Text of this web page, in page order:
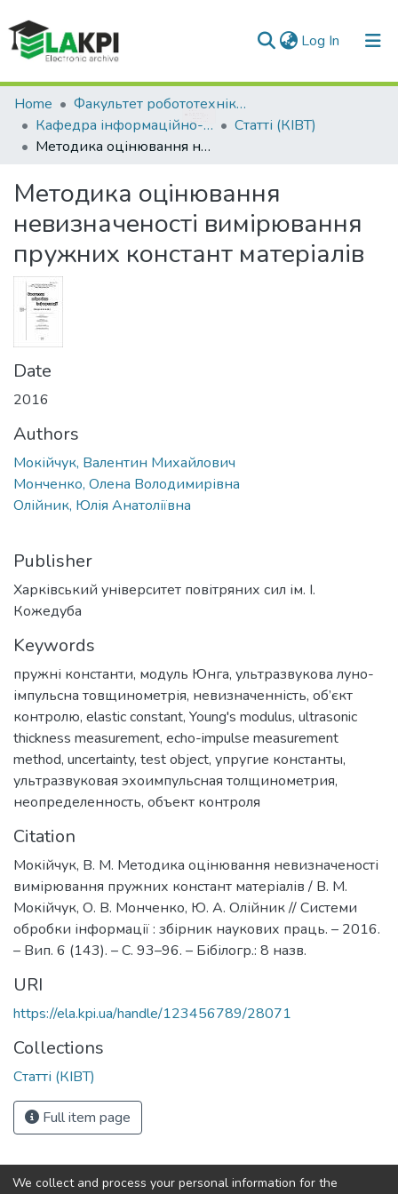
Log In (current)
Communities & Collections
All of DSpace
Home
Факультет робототехніки та приладобудування (ФРП)
Кафедра інформаційно-вимірювальної техніки (КІВТ)
Статті (КІВТ)
Методика оцінювання невизначеності вимірювання пружних констант матеріалів
Методика оцінювання
невизначеності вимірювання
пружних констант матеріалів
Date
2016
Authors
Мокійчук, Валентин Михайлович
Монченко, Олена Володимирівна
Олійник, Юлія Анатоліївна
Publisher
Харківський університет повітряних сил ім. І.
Кожедуба
Keywords
пружні константи, модуль Юнга, ультразвукова луно-
імпульсна товщинометрія, невизначенність, об’єкт
контролю, elastic constant, Young's modulus, ultrasonic
thickness measurement, echo-impulse measurement
method, uncertainty, test object, упругие константы,
ультразвуковая эхоимпульсная толщинометрия,
неопределенность, объект контроля
Citation
Мокійчук, В. М. Методика оцінювання невизначеності
вимірювання пружних констант матеріалів / В. М.
Мокійчук, О. В. Монченко, Ю. А. Олійник // Системи
обробки інформації : збірник наукових праць. – 2016.
– Вип. 6 (143). – С. 93–96. – Бібілогр.: 8 назв.
URI
https://ela.kpi.ua/handle/123456789/28071
Collections
Статті (КІВТ)
Full item page
We collect and process your personal information for the